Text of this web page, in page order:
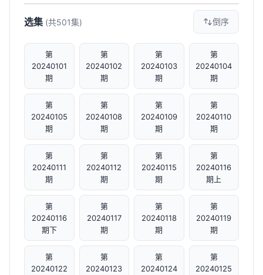
选集 (共501集) 倒序
第
20240101
期
第
20240102
期
第
20240103
期
第
20240104
期
第
20240105
期
第
20240108
期
第
20240109
期
第
20240110
期
第
20240111
期
第
20240112
期
第
20240115
期
第
20240116
期上
第
20240116
期下
第
20240117
期
第
20240118
期
第
20240119
期
第
20240122
第
20240123
第
20240124
第
20240125